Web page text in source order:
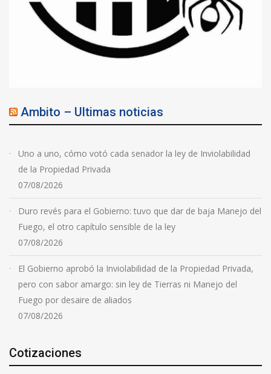
Ambito – Ultimas noticias
Uno a uno, cómo votó cada senador la ley de Inviolabilidad
de la Propiedad Privada
07/08/2026
Duro revés para el Gobierno: tuvo que dar de baja Manejo del
Fuego, el otro capítulo sensible de la ley
07/08/2026
El Gobierno aprobó la Inviolabilidad de la Propiedad Privada,
pero con sabor amargo: sin ley de Tierras ni Manejo del
Fuego por desaire de aliados
07/08/2026
Cotizaciones